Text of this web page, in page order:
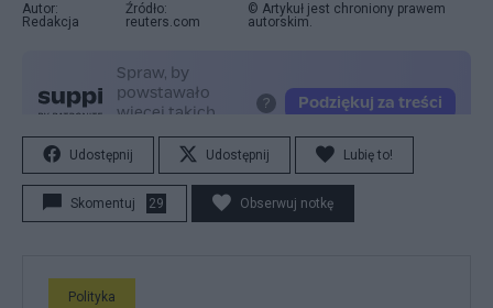
Autor:
Redakcja
Źródło:
reuters.com
© Artykuł jest chroniony prawem
autorskim.
Udostępnij Udostępnij Lubię to!
Skomentuj 29 Obserwuj notkę
Polityka